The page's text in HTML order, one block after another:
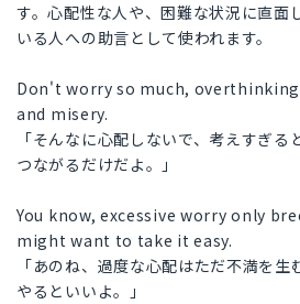
す。心配性な人や、困難な状況に直面
いる人への助言として使われます。
Don't worry so much,
and misery.
「そんなに心配しないで、考えすぎ
つながるだけだよ。」
You know, excessive worry only
might want to take it easy.
「あのね、過度な心配はただ不満を
やるといいよ。」